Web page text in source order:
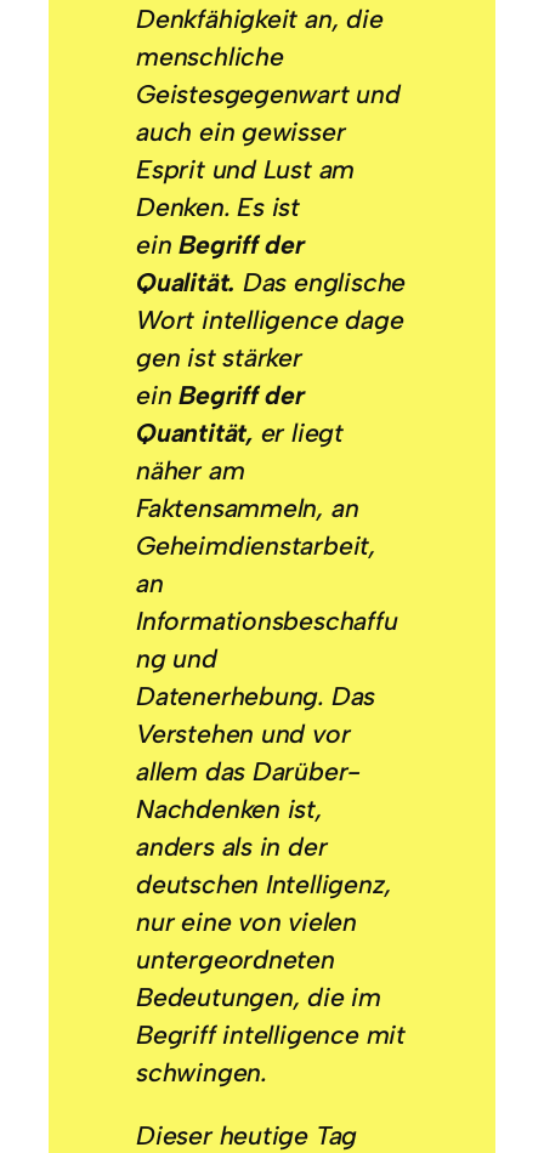
Denkfähigkeit an, die
menschliche
Geistesgegenwart und
auch ein gewisser
Esprit und Lust am
Denken. Es ist
einBegriff der
Qualität. Das englische
Wort intelligencedage
gen ist stärker
einBegriff der
Quantität, er liegt
näher am
Faktensammeln, an
Geheimdienstarbeit,
an
Informationsbeschaffu
ng und
Datenerhebung. Das
Verstehen und vor
allem das Darüber-
Nachdenken ist,
anders als in der
deutschen Intelligenz,
nur eine von vielen
untergeordneten
Bedeutungen, die im
Begriffintelligencemit
schwingen.
Dieser heutige Tag